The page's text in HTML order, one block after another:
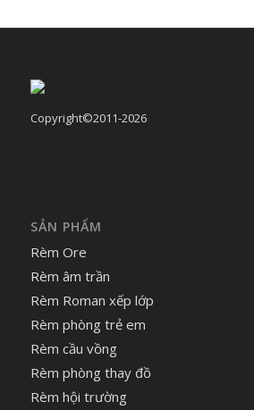
Copyright©2011-2026
SẢN PHẨM
Rèm Ore
Rèm âm trần
Rèm Roman xếp lớp
Rèm phòng trẻ em
Rèm cầu vồng
Rèm phòng thay đồ
Rèm hội trường